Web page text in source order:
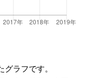
ラフです。